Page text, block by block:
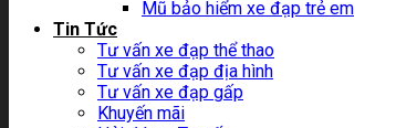
Mũ bảo hiểm xe đạp trẻ em
Tin Tức
Tư vấn xe đạp thể thao
Tư vấn xe đạp địa hình
Tư vấn xe đạp gấp
Khuyến mãi